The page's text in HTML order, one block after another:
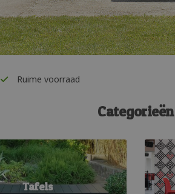
Ruime voorraad
Categorieën
Tafels